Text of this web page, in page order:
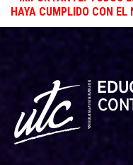
HAYA CUMPLIDO CON
Facebook
X